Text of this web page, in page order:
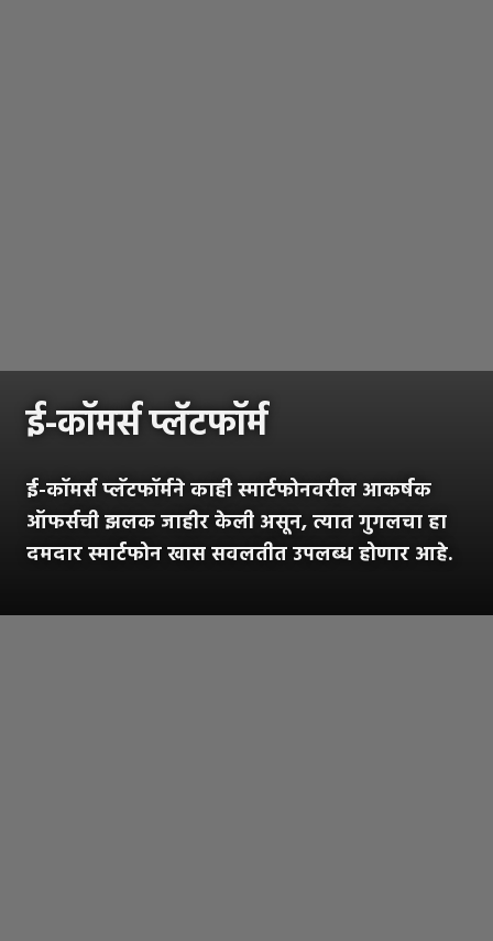
ई-कॉमर्स प्लॅटफॉर्म
ई-कॉमर्स प्लॅटफॉर्मने काही स्मार्टफोनवरील आकर्षक
ऑफर्सची झलक जाहीर केली असून, त्यात गुगलचा हा
दमदार स्मार्टफोन खास सवलतीत उपलब्ध होणार आहे.